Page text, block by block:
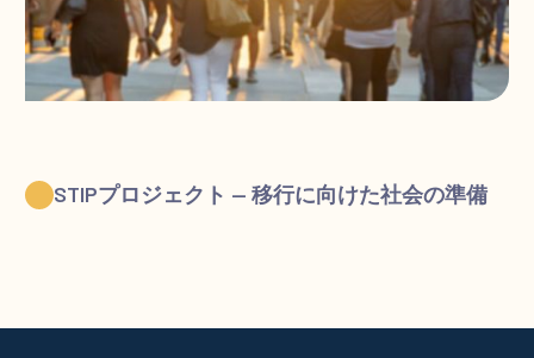
STIPプロジェクト — 移行に向けた社会の準備